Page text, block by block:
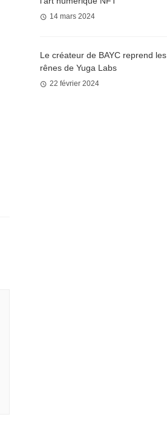
14 mars 2024
Le créateur de BAYC reprend les
rênes de Yuga Labs
22 février 2024